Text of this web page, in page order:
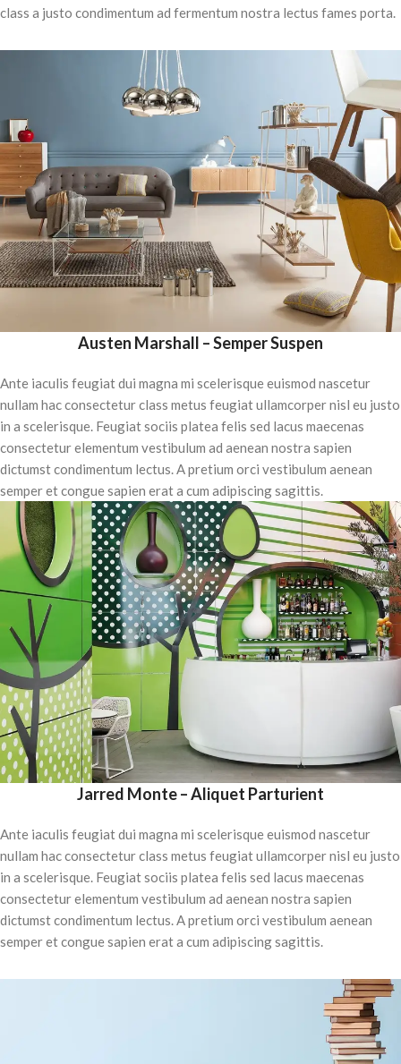
class a justo condimentum ad fermentum nostra lectus fames porta.
Austen Marshall – Semper Suspen
Ante iaculis feugiat dui magna mi scelerisque euismod nascetur
nullam hac consectetur class metus feugiat ullamcorper nisl eu justo
in a scelerisque. Feugiat sociis platea felis sed lacus maecenas
consectetur elementum vestibulum ad aenean nostra sapien
dictumst condimentum lectus. A pretium orci vestibulum aenean
semper et congue sapien erat a cum adipiscing sagittis.
Jarred Monte – Aliquet Parturient
Ante iaculis feugiat dui magna mi scelerisque euismod nascetur
nullam hac consectetur class metus feugiat ullamcorper nisl eu justo
in a scelerisque. Feugiat sociis platea felis sed lacus maecenas
consectetur elementum vestibulum ad aenean nostra sapien
dictumst condimentum lectus. A pretium orci vestibulum aenean
semper et congue sapien erat a cum adipiscing sagittis.